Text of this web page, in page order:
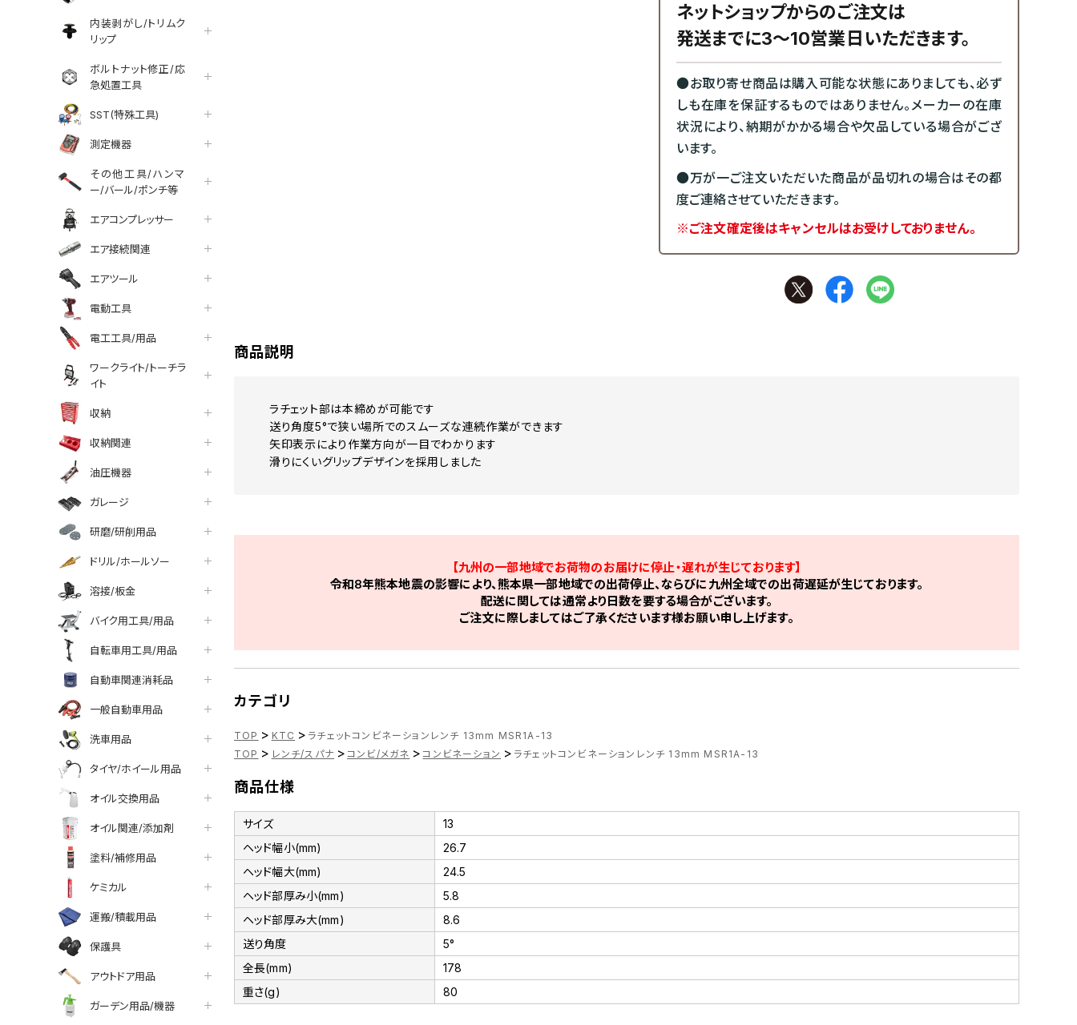
内装剥がし/トリムク
リップ
ボルトナット修正/応
急処置工具
SST(特殊工具)
測定機器
その他工具/ハンマ
ー/バール/ポンチ等
エアコンプレッサー
エア接続関連
エアツール
電動工具
電工工具/用品
ワークライト/トーチラ
イト
収納
収納関連
油圧機器
ガレージ
研磨/研削用品
ドリル/ホールソー
溶接/板金
バイク用工具/用品
自転車用工具/用品
自動車関連消耗品
一般自動車用品
洗車用品
タイヤ/ホイール用品
オイル交換用品
オイル関連/添加剤
塗料/補修用品
ケミカル
運搬/積載用品
保護具
アウトドア用品
ガーデン用品/機器
ネットショップからのご注文は
発送までに3～10営業日いただきます。
●お取り寄せ商品は購入可能な状態にありましても、必ず
しも在庫を保証するものではありません。メーカーの在庫
状況により、納期がかかる場合や欠品している場合がござ
います。
●万が一ご注文いただいた商品が品切れの場合はその都
度ご連絡させていただきます。
※ご注文確定後はキャンセルはお受けしておりません。
facebook
line
商品説明
ラチェット部は本締めが可能です
送り角度5°で狭い場所でのスムーズな連続作業ができます
矢印表示により作業方向が一目でわかります
滑りにくいグリップデザインを採用しました
【九州の一部地域でお荷物のお届けに停止・遅れが生じております】
令和8年熊本地震の影響により、熊本県一部地域での出荷停止、ならびに九州全域での出荷遅延が生じております。
配送に関しては通常より日数を要する場合がございます。
ご注文に際しましてはご了承くださいます様お願い申し上げます。
カテゴリ
TOP > KTC > ラチェットコンビネーションレンチ 13mm MSR1A-13
TOP > レンチ/スパナ > コンビ/メガネ > コンビネーション > ラチェットコンビネーションレンチ 13mm MSR1A-13
商品仕様
サイズ
13
ヘッド幅小(mm)
26.7
ヘッド幅大(mm)
24.5
ヘッド部厚み小(mm)
5.8
ヘッド部厚み大(mm)
8.6
送り角度
5°
全長(mm)
178
重さ(g)
80